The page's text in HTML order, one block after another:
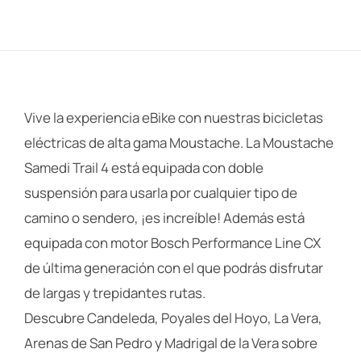
Vive la experiencia eBike con nuestras bicicletas
eléctricas de alta gama Moustache. La Moustache
Samedi Trail 4 está equipada con doble
suspensión para usarla por cualquier tipo de
camino o sendero, ¡es increíble! Además está
equipada con motor Bosch Performance Line CX
de última generación con el que podrás disfrutar
de largas y trepidantes rutas.
Descubre Candeleda, Poyales del Hoyo, La Vera,
Arenas de San Pedro y Madrigal de la Vera sobre